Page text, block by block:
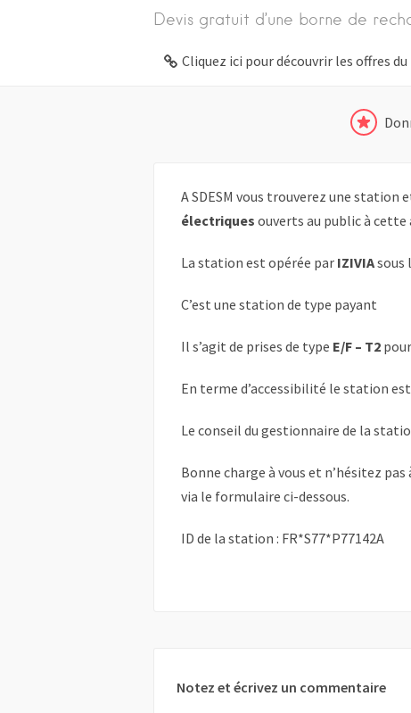
Devis gratuit d’une borne de
Cliquez ici pour découvrir les offres
A SDESM vous trouverez une station
électriques ouverts au public à cette
La station est opérée par IZIVIAsous
C’est une station de type payant
Il s’agit de prises de type E/F – T2
En terme d’accessibilité le station
Le conseil du gestionnaire de la
Bonne charge à vous et n’hésitez
via le formulaire ci-dessous.
ID de la station : FR*S77*P77142A
Notez et écrivez un commentaire